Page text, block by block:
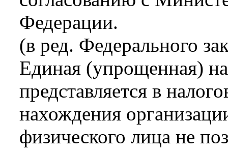
Федерации.
(в ред. Федерального
Единая (упрощенная)
представляется в
нахождения
физического лица не